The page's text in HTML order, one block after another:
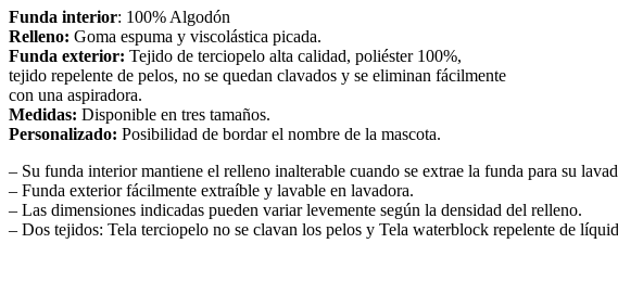
Funda interior: 100% Algodón
Relleno: Goma espuma y viscolástica picada.
Funda exterior: Tejido de terciopelo alta calidad, poliéster 100%,
tejido repelente de pelos, no se quedan clavados y se eliminan fácilmente
con una aspiradora.
Medidas: Disponible en tres tamaños.
Personalizado: Posibilidad de bordar el nombre de la mascota.
– Su funda interior mantiene el relleno inalterable cuando se extrae la funda para su
– Funda exterior fácilmente extraíble y lavable en lavadora.
– Las dimensiones indicadas pueden variar levemente según la densidad del relleno.
– Dos tejidos: Tela terciopelo no se clavan los pelos y Tela waterblock repelente de